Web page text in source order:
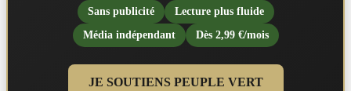
Sans publicité
Lecture plus fluide
Média indépendant
Dès 2,99 €/mois
JE SOUTIENS PEUPLE VERT